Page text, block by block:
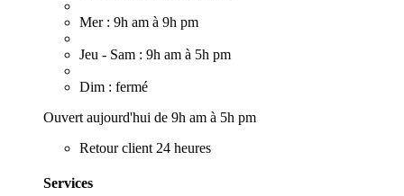
Mer : 9h am à 9h pm
Jeu - Sam : 9h am à 5h pm
Dim : fermé
Ouvert aujourd'hui de 9h am à 5h pm
Retour client 24 heures
Services